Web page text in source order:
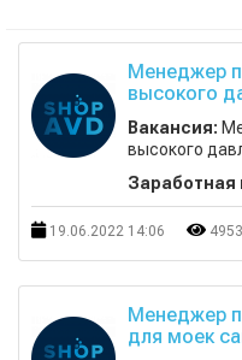
Менеджер
высокого
Вакансия:
высокого
Заработная
19.06.2022 14:06 4953
Менеджер
для моек